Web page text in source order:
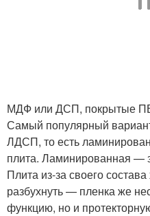
МДФ или ДСП, покрытые
Самый популярный
ЛДСП, то есть
плита. Ламинированная —
Плита из-за своего
разбухнуть — пленка же
функцию, но и